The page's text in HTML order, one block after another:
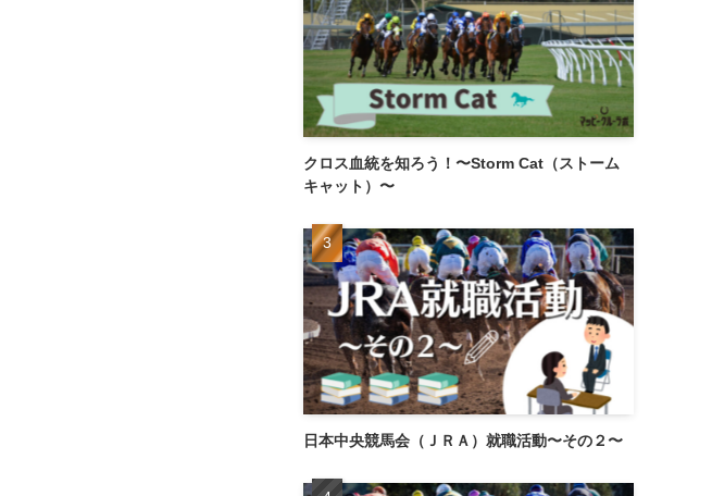
クロス血統を知ろう！〜Storm Cat（ストーム
キャット）〜
日本中央競馬会（ＪＲＡ）就職活動〜その２〜